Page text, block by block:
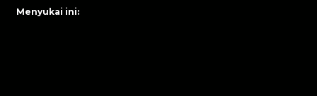
Menyukai ini: